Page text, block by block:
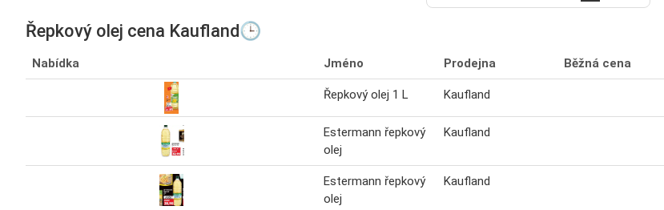
Řepkový olej cena Kaufland🕒
Nabídka Jméno Prodejna Běžná cena
Řepkový olej 1 L Kaufland
Estermann řepkový
olej
Kaufland
Estermann řepkový
olej
Kaufland